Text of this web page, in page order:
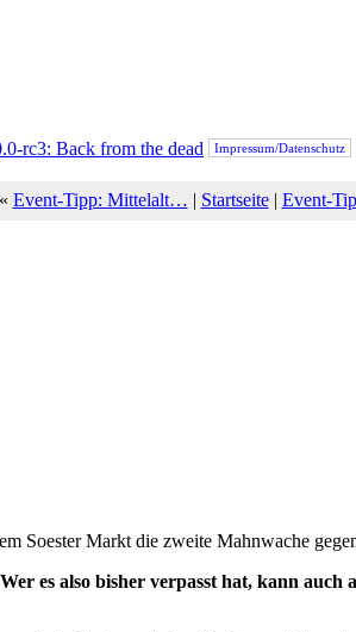
Impressum/Datenschutz
« Event-Tipp: Mittelalt… | Startseite| Event-
Soester Markt die zweite Mahnwache
es also bisher verpasst hat, kann auch